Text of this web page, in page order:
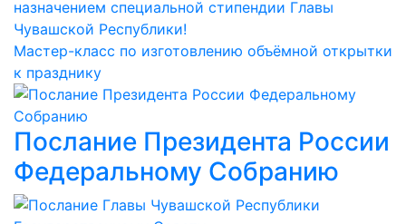
назначением специальной стипендии Главы
Чувашской Республики!
Мастер-класс по изготовлению объёмной открытки
к празднику
Послание Президента России
Федеральному Собранию